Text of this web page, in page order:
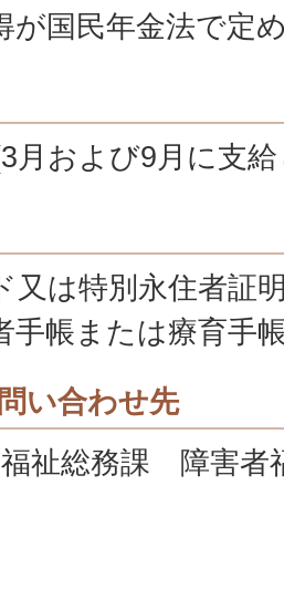
が国民年金法で定
月および9月に支
又は特別永住者証
手帳または療育手
い合わせ先
祉総務課 障害者